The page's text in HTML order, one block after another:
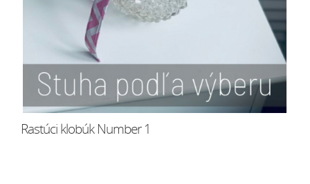
Rastúci klobúk Number 1